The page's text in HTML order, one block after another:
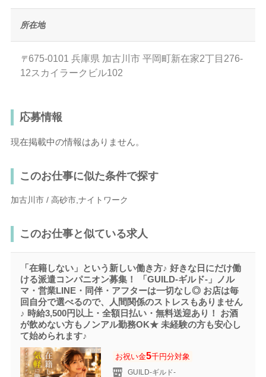
所在地
〒675-0101 兵庫県 加古川市 平岡町新在家2丁目276-
12スカイラークビル102
応募情報
現在掲載中の情報はありません。
このお仕事に似た条件で探す
加古川市 / 高砂市,ナイトワーク
このお仕事と似ている求人
「在籍しない」という新しい働き方♪ 好きな日にだけ働
ける派遣コンパニオン募集！ 「GUILD-ギルド‐」ノル
マ・営業LINE・同伴・アフターは一切なし◎ お店は毎
回自分で選べるので、人間関係のストレスもありません
♪ 時給3,500円以上・全額日払い・無料送迎あり！ お酒
が飲めない方もノンアル勤務OK★ 未経験の方も安心し
て始められます♪
お祝い金5千円分対象
GUILD-ギルド‐